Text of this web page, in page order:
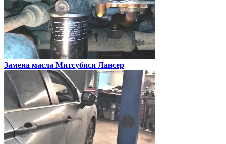
Замена масла Митсубиси Лансер